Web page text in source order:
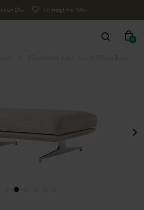
kun 29,- Fri fragt fra 499,-
0